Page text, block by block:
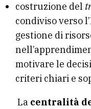
costruzione del
condiviso verso
gestione di
motivare le
criteri chiari e
La centralità